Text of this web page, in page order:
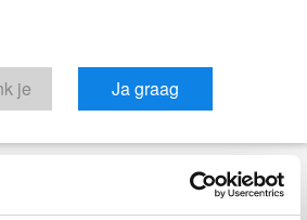
woning is
je Ja graag